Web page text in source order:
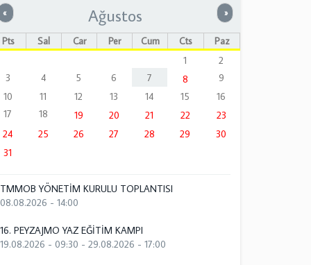
« Önceki »Sonraki
Ağustos
Pts Sal Çar Per Cum Cts
Paz
1
2
3
4 5 6 7 8
9
10
11 12 13 14 15
16
17
18 19 20 21 22
23
24
25 26 27 28 29
30
31
TMMOB YÖNETİM KURULU TOPLANTISI
08.08.2026 - 14:00
16. PEYZAJMO YAZ EĞİTİM KAMPI
19.08.2026 - 09:30 -29.08.2026 - 17:00